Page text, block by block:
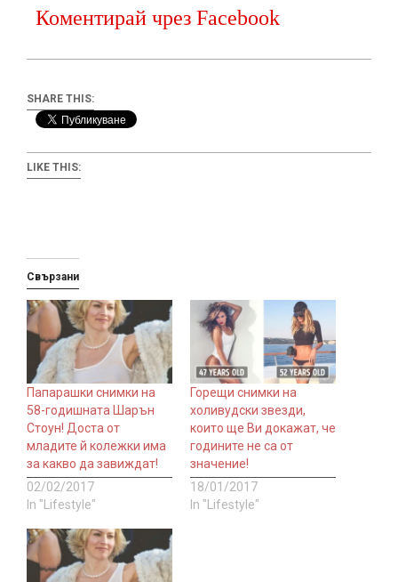
Коментирай чрез Facebook
SHARE THIS:
LIKE THIS:
Свързани
Папарашки снимки на
58-годишната Шарън
Стоун! Доста от
младите й колежки има
за какво да завиждат!
02/02/2017
In "Lifestyle"
Горещи снимки на
холивудски звезди,
които ще Ви докажат, че
годините не са от
значение!
18/01/2017
In "Lifestyle"